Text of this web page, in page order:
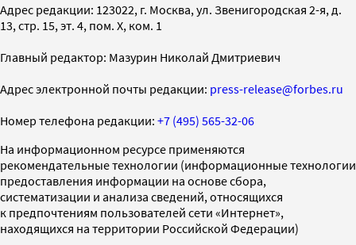
Адрес редакции: 123022, г. Москва, ул. Звенигородская 2-я, д.
13, стр. 15, эт. 4, пом. X, ком. 1
Главный редактор: Мазурин Николай Дмитриевич
Адрес электронной почты редакции: press-release@forbes.ru
Номер телефона редакции: +7 (495) 565-32-06
На информационном ресурсе применяются
рекомендательные технологии (информационные технологии
предоставления информации на основе сбора,
систематизации и анализа сведений, относящихся
к предпочтениям пользователей сети «Интернет»,
находящихся на территории Российской Федерации)